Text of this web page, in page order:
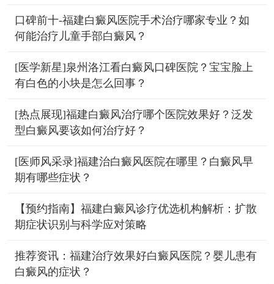
口碑前十-福建白癜风医院手术治疗哪家专业？如
何能治疗儿童手部白癜风？
[医学新星]泉州洛江看白癜风口碑医院？宝宝脸上
有白色的小块是怎么回事？
[热点展现]福建白癜风治疗哪个医院效果好？泛发
型白癜风要该如何治疗好？
[医师风采录]福建治白癜风医院在哪里？白癜风早
期有哪些症状？
【预约指南】福建白癜风诊疗优选机构解析：扩散
期症状识别与科学应对策略
推荐资讯：福建治疗效果好白癜风医院？婴儿患有
白癜风的症状？